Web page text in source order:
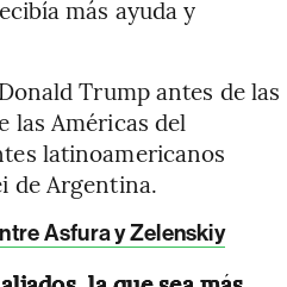
más ayuda y
Trump antes de las
las Américas del
latinoamericanos
de Argentina.
Asfura y Zelenskiy